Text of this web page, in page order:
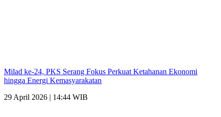
Milad ke-24, PKS Serang Fokus Perkuat Ketahanan Ekonomi
hingga Energi Kemasyarakatan
29 April 2026 | 14:44 WIB